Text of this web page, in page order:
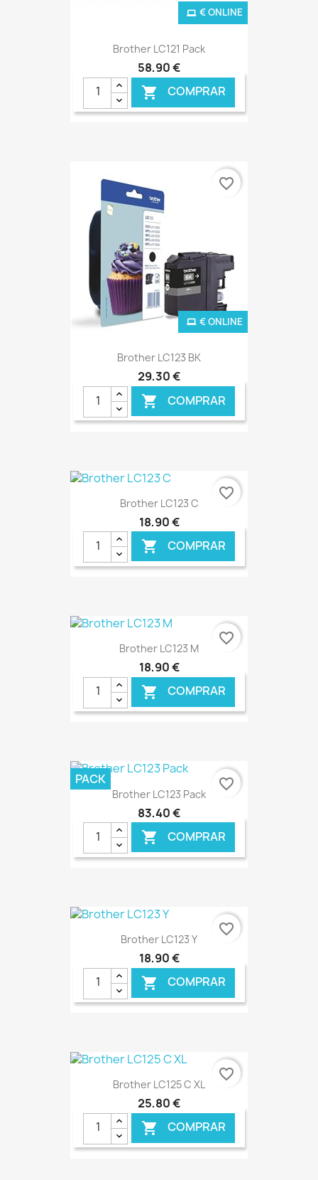
Brother LC121 Pack
58,90 €
 COMPRAR
€ ONLINE
Brother LC123 BK
29,30 €
 COMPRAR
€ ONLINE
favorite_border
Brother LC123 C
18,90 €
 COMPRAR
€ ONLINE
favorite_border
Brother LC123 M
18,90 €
 COMPRAR
€ ONLINE
favorite_border
Brother LC123 Pack
83,40 €
 COMPRAR
€ ONLINE
PACK favorite_border
Brother LC123 Y
18,90 €
 COMPRAR
€ ONLINE
favorite_border
Brother LC125 C XL
25,80 €
 COMPRAR
favorite_border